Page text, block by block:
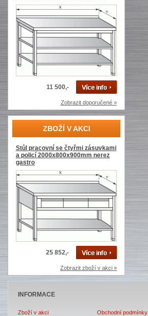
11 500,-
Zobrazit doporučené »
ZBOŽÍ V AKCI
Stůl pracovní se čtyřmi zásuvkami
a policí 2000x800x900mm nerez
gastro
25 852,-
Zobrazit zboží v akci »
INFORMACE
Zboží v akci
Obchodní podmínky